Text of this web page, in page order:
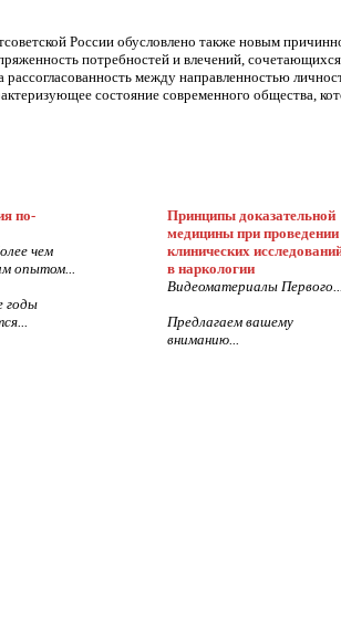
России обусловлено также новым
потребностей и влечений,
рассогласованность между направленностью
состояние современного общества,
по-
чем
опытом...
годы
Принципы доказательной
медицины при проведении
клинических
в наркологии
Видеоматериалы Первого...
Предлагаем вашему
вниманию...